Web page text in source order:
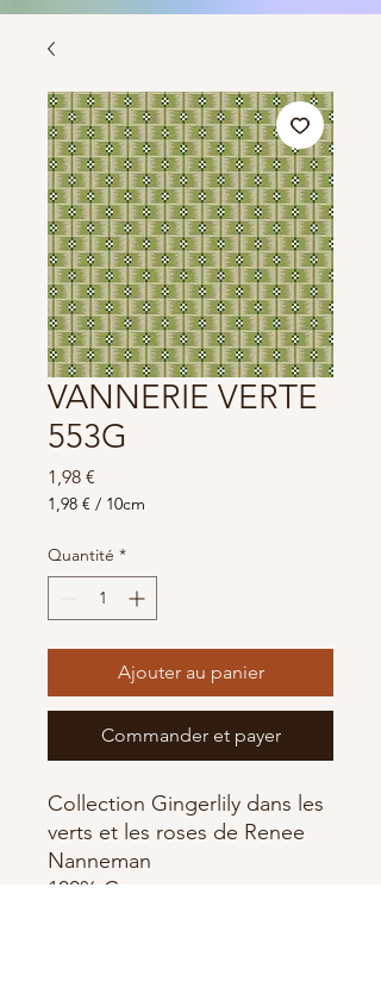
VANNERIE VERTE
553G
1,98 €
1,98 € / 10cm
pour
10
Centimètres
Quantité *
Ajouter au panier
Commander et payer
Collection Gingerlily dans les
verts et les roses de Renee
Nanneman
100% Coton